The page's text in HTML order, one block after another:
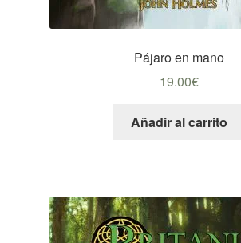
Pájaro en mano
19.00€
Añadir al carrito